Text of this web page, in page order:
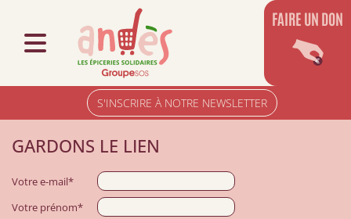
S'INSCRIRE À NOTRE NEWSLETTER
FAIRE UN DON
GARDONS LE LIEN
Votre e-mail*
Votre prénom*